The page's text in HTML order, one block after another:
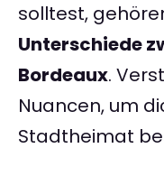
solltest,
Unterschiede
Bordeaux.
Nuancen, um
Stadtheimat